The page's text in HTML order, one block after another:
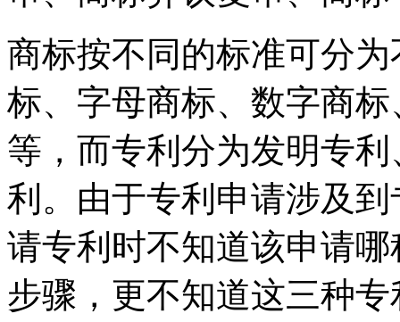
商标按不同的标准可分
标、字母商标、数字商
等，而专利分为发明专
利。由于专利申请涉及
请专利时不知道该申请
步骤，更不知道这三种